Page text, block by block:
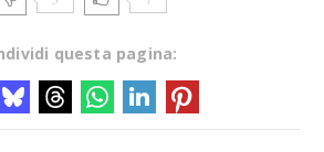
questa pagina: